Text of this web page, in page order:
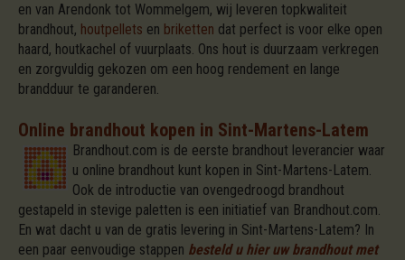
en van Arendonk tot Wommelgem, wij leveren topkwaliteit
brandhout, houtpellets en briketten dat perfect is voor elke open
haard, houtkachel of vuurplaats. Ons hout is duurzaam verkregen
en zorgvuldig gekozen om een hoog rendement en lange
brandduur te garanderen.
Online brandhout kopen in Sint-Martens-Latem
Brandhout.com is de eerste brandhout leverancier waar
u online brandhout kunt kopen in Sint-Martens-Latem.
Ook de introductie van ovengedroogd brandhout
gestapeld in stevige paletten is een initiatief van Brandhout.com.
En wat dacht u van de gratis levering in Sint-Martens-Latem? In
een paar eenvoudige stappen besteld u hier uw brandhout met